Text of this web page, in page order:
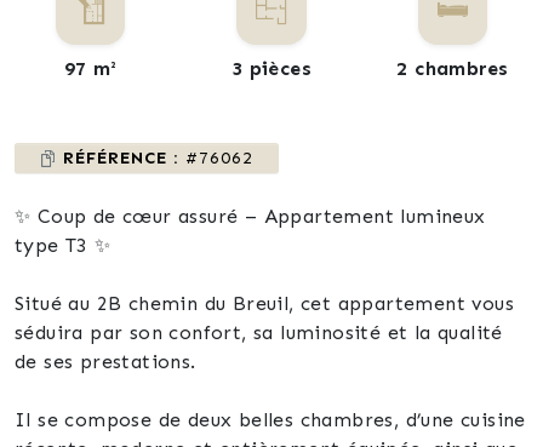
97 m² 3 pièces 2 chambres
RÉFÉRENCE : #76062
✨ Coup de cœur assuré – Appartement lumineux
type T3 ✨
Situé au 2B chemin du Breuil, cet appartement vous
séduira par son confort, sa luminosité et la qualité
de ses prestations.
Il se compose de deux belles chambres, d’une cuisine